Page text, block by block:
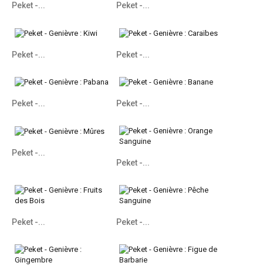
Peket -... Peket -...
Peket -... Peket -...
Peket -... Peket -...
Peket -...
Peket -...
Peket -... Peket -...